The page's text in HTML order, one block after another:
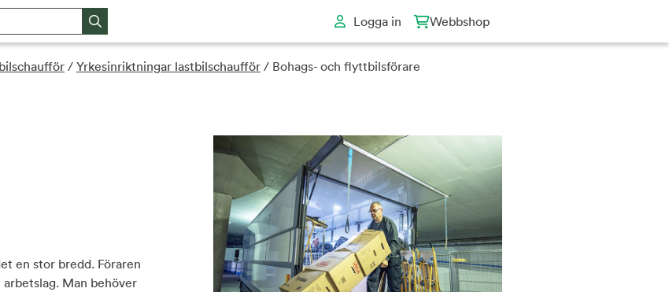
Logga in Webbshop
/ Yrkesinriktningar lastbilschaufför / Bohags- och flyttbilsförare
en stor bredd. Föraren
Man behöver